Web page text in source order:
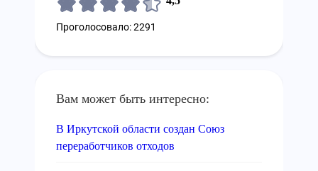
Проголосовало: 2291
Вам может быть интересно:
В Иркутской области создан Союз
переработчиков отходов